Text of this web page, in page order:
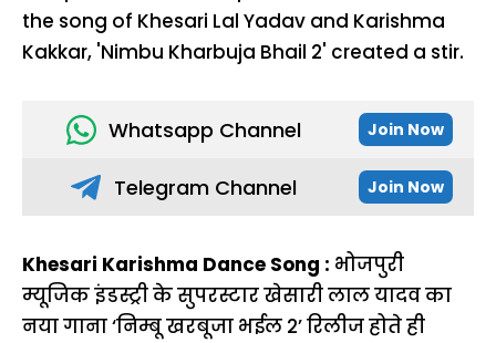
Whatsapp Channel Join Now
Telegram Channel Join Now
Khesari Karishma Dance Song : भोजपुरी
म्यूजिक इंडस्ट्री के सुपरस्टार खेसारी लाल यादव का
नया गाना ‘निम्बू खरबूजा भईल 2’ रिलीज होते ही